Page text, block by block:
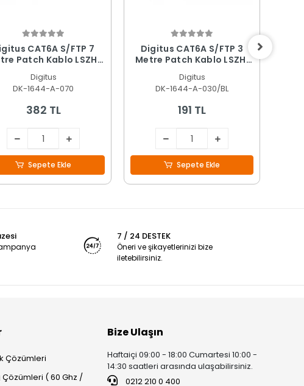
CAT6A S/FTP 7
Patch Kablo LSZH,
Digitus
DK-1644-A-070
382 TL
Sepete Ekle
Digitus CAT6A S/FTP 3
Metre Patch Kablo LSZH,
Digitus
DK-1644-A-030/BL
191 TL
Sepete Ekle
7 / 24 DESTEK
Öneri ve şikayetlerinizi bize
iletebilirsiniz.
Çözümleri
( 60 Ghz /
Bize Ulaşın
Haftaiçi 09:00 - 18:00 Cumartesi 10:00 -
14:30 saatleri arasında ulaşabilirsiniz.
0212 210 0 400